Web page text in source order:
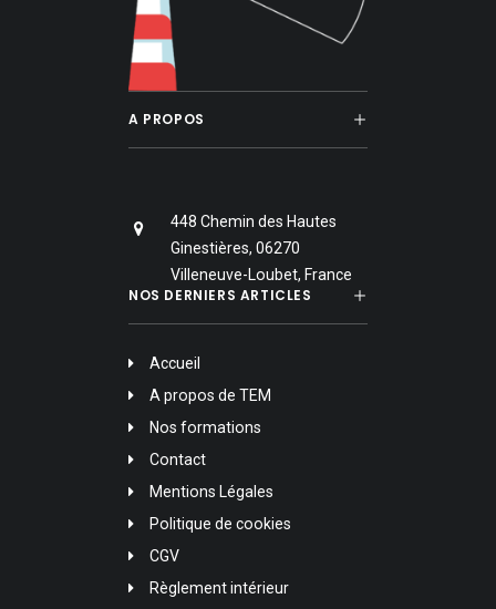
A PROPOS
448 Chemin des Hautes
Ginestières, 06270
Villeneuve-Loubet, France
NOS DERNIERS ARTICLES
Accueil
A propos de TEM
Nos formations
Contact
Mentions Légales
Politique de cookies
CGV
Règlement intérieur